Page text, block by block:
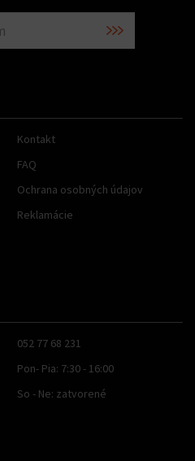
Kontakt
FAQ
Ochrana osobných údajov
Reklamácie
052 77 68 231
Pon- Pia: 7:30 - 16:00
So - Ne: zatvorené